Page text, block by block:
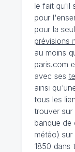
le fait qu'il
pour
pour la
prévisions
au moins
paris.com
avec ses
ainsi
tous les
trouver sur
banque de
météo) sur
1850 dans